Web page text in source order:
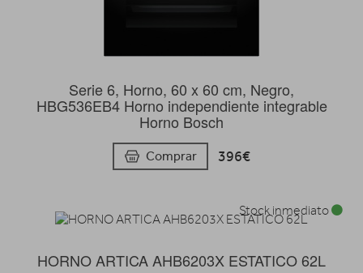
Serie 6, Horno, 60 x 60 cm, Negro,
HBG536EB4 Horno independiente integrable
Horno Bosch
Comprar 396€
HORNO ARTICA AHB6203X ESTATICO 62L
Stock inmediato